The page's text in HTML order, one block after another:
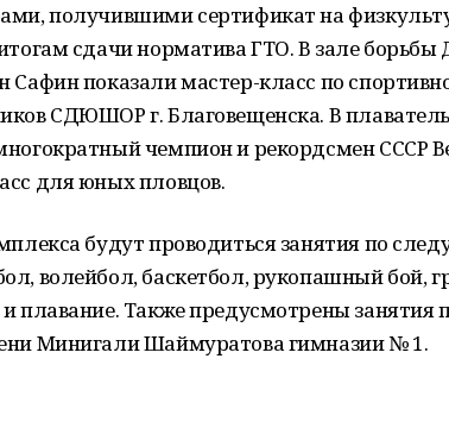
получившими сертификат на
сдачи норматива ГТО. В зале
Сафин показали мастер-класс по
СДЮШОР г. Благовещенска. В
чемпион и рекордсмен СССР
для юных пловцов.
будут проводиться занятия по
волейбол, баскетбол, рукопашный бой,
и плавание. Также предусмотрены занятия
Минигали Шаймуратова гимназии № 1.